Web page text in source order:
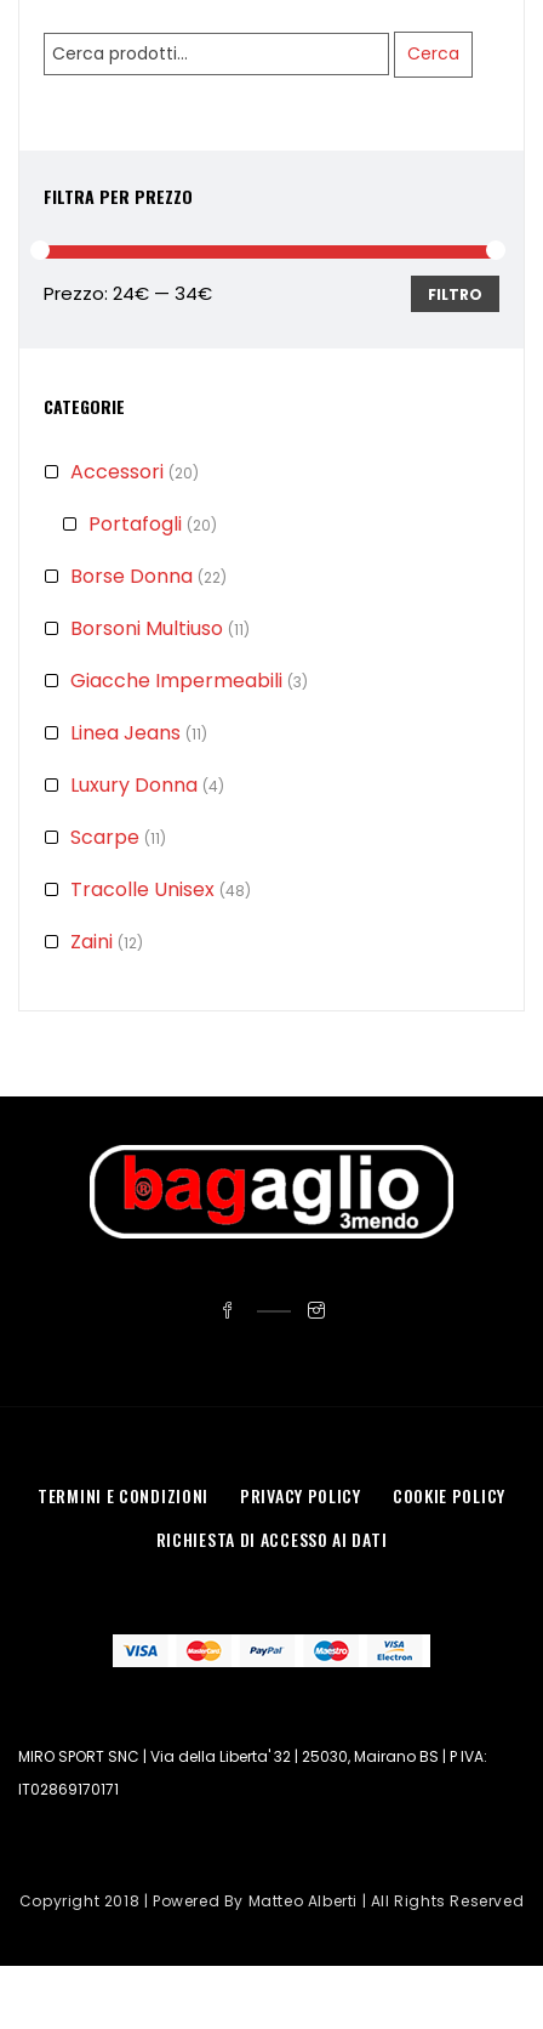
Cerca: Cerca
FILTRA PER PREZZO
FILTRO
Prezzo: 24€ — 34€
CATEGORIE
Accessori (20)
Portafogli (20)
Borse Donna (22)
Borsoni Multiuso (11)
Giacche Impermeabili (3)
Linea Jeans (11)
Luxury Donna (4)
Scarpe (11)
Tracolle Unisex (48)
Zaini (12)
TERMINI E CONDIZIONI PRIVACY POLICY
COOKIE POLICY
RICHIESTA DI ACCESSO AI DATI
MIRO SPORT SNC | Via della Liberta' 32 | 25030, Mairano BS | P IVA:
IT02869170171
Copyright 2018 | Powered By Matteo Alberti | All Rights Reserved